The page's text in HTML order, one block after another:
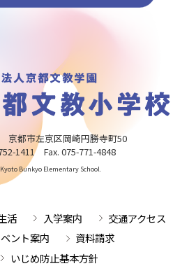
京都市左京区岡崎円勝寺町50
1411 Fax. 075-771-4848
Bunkyo Elementary School.
活 入学案内
交通アクセス
ント案内
資料請求
いじめ防止基本方針